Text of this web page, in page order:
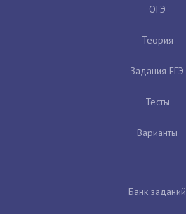
ОГЭ
Теория
Задания ЕГЭ
Тесты
Варианты
Банк заданий